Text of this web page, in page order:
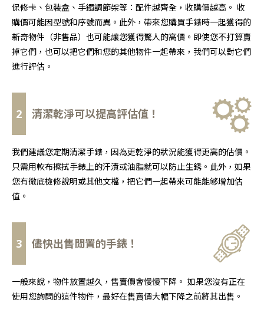
保修卡、包裝盒、手鐲調節架等：配件越齊全，收購價越高。 收
購價可能因型號和序號而異。此外，帶來您購買手錶時一起獲得的
新奇物件（非售品）也可能讓您獲得驚人的高價。即使您不打算賣
掉它們，也可以把它們和您的其他物件一起帶來，我們可以對它們
進行評估。
2 清潔乾淨可以提高評估值！
我們建議您定期清潔手錶，因為更乾淨的狀況能獲得更高的估價。
只需用軟布擦拭手錶上的汗漬或油脂就可以防止生銹。此外，如果
您有徹底檢修說明或其他文檔，把它們一起帶來可能能够增加估
值。
3 儘快出售閒置的手錶！
一般來說，物件放置越久，售賣價會慢慢下降。 如果您沒有正在
使用您詢問的這件物件，最好在售賣價大幅下降之前將其出售。